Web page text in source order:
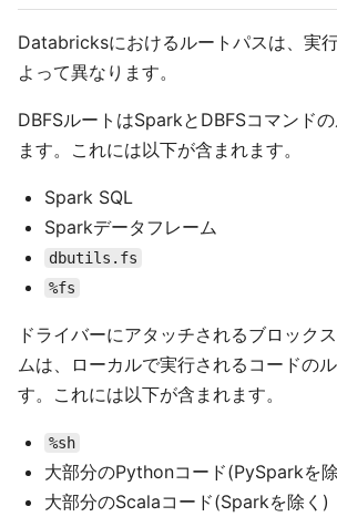
Databricksにおけるルートパスは、実
よって異なります。
DBFSルートはSparkとDBFSコマンド
ます。これには以下が含まれます。
Spark SQL
Sparkデータフレーム
dbutils.fs
%fs
ドライバーにアタッチされるブロック
ムは、ローカルで実行されるコードの
す。これには以下が含まれます。
%sh
大部分のPythonコード(PySparkを
大部分のScalaコード(Sparkを除く)